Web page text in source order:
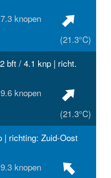
knopen
(21.3°C)
bft / 4.1 knp | richt.
knopen
(21.3°C)
| richting: Zuid-Oost
knopen